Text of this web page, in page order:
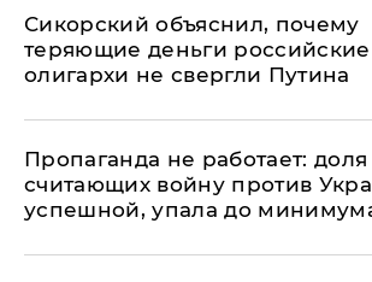
Сикорский объяснил, почему
теряющие деньги российские
олигархи не свергли Путина
​Пропаганда не работает:
считающих войну против
успешной, упала до